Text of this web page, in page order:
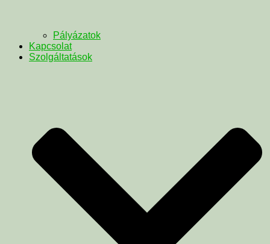
Pályázatok
Kapcsolat
Szolgáltatások